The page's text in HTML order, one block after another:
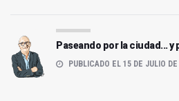
Paseando por la ciudad... y
PUBLICADO EL 15 DE JULIO